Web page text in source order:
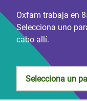
Oxfam trabaja en
Selecciona uno
cabo allí.